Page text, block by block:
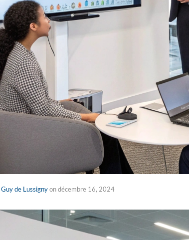
Guy de Lussignyondécembre 16, 2024